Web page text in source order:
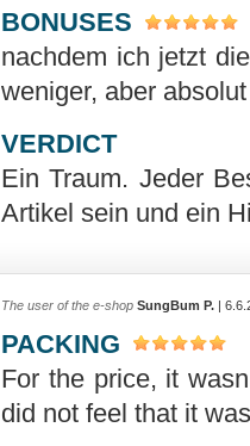
BONUSES
nachdem ich jetzt
weniger, aber
VERDICT
Ein Traum. Jeder
Artikel sein und ein
The user of the e-shop SungBum P. |
PACKING
For the price, it
did not feel that it